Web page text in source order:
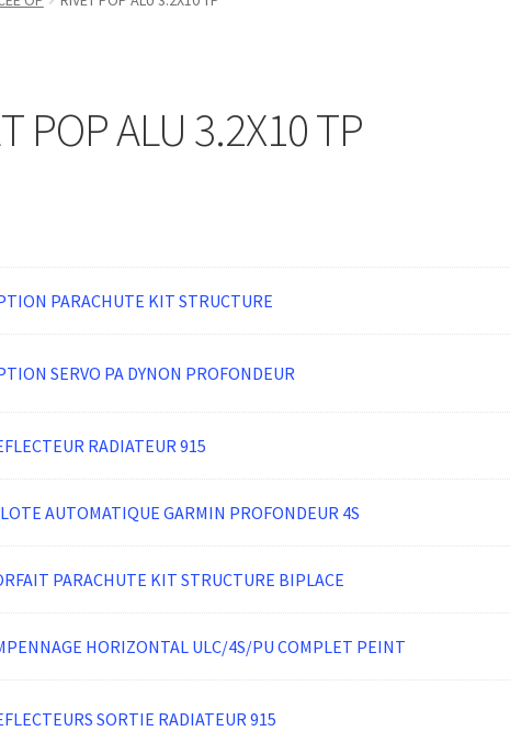
POP ALU 3.2X10 TP
PARACHUTE KIT STRUCTURE
SERVO PA DYNON PROFONDEUR
RADIATEUR 915
AUTOMATIQUE GARMIN PROFONDEUR 4S
PARACHUTE KIT STRUCTURE BIPLACE
HORIZONTAL ULC/4S/PU COMPLET PEINT
SORTIE RADIATEUR 915